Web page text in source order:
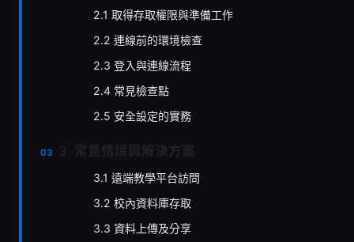
2.1 取得存取權限與準備工作
2.2 連線前的環境檢查
2.3 登入與連線流程
2.4 常見檢查點
2.5 安全設定的實務
3.1 遠端教學平台訪問
3.2 校內資料庫存取
3.3 資料上傳及分享